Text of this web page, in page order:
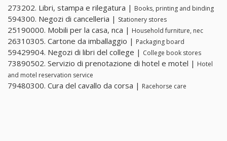
273202. Libri, stampa e rilegatura | Books, printing and binding
594300. Negozi di cancelleria | Stationery stores
25190000. Mobili per la casa, nca | Household furniture, nec
26310305. Cartone da imballaggio | Packaging board
59429904. Negozi di libri del college | College book stores
73890502. Servizio di prenotazione di hotel e motel | Hotel
and motel reservation service
79480300. Cura del cavallo da corsa | Racehorse care